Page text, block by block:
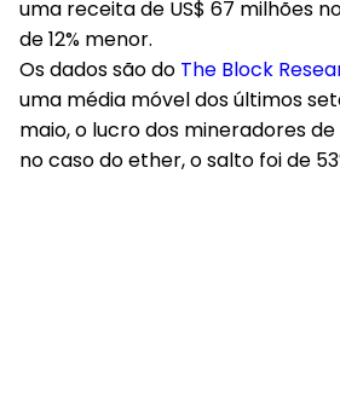
uma receita de US$ 67 milhões
de 12% menor.
Os dados são do The Block
uma média móvel dos últimos
maio, o lucro dos mineradores de
no caso do ether, o salto foi de